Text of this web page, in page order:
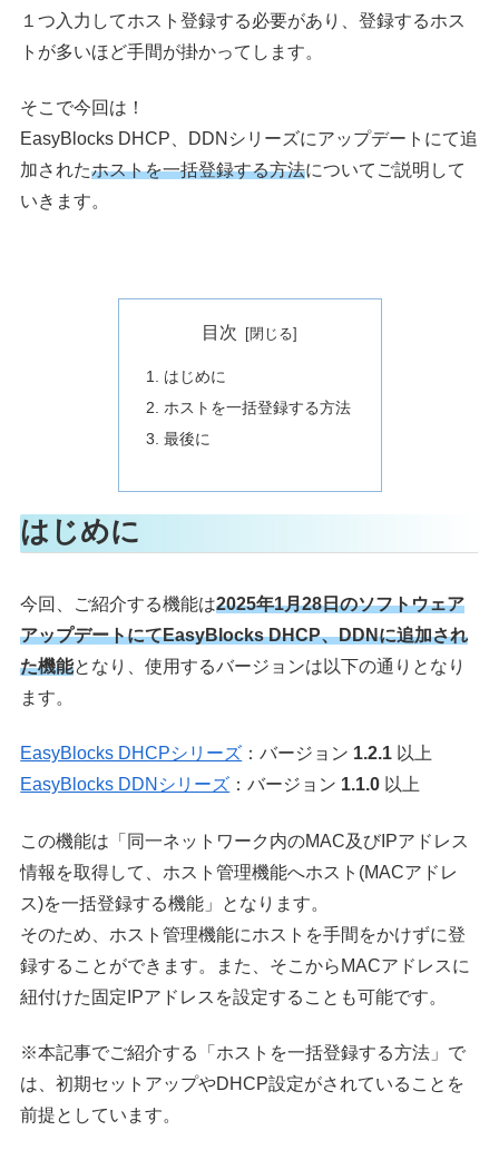
１つ入力してホスト登録する必要があり、登録するホス
トが多いほど手間が掛かってします。
そこで今回は！
EasyBlocks DHCP、DDNシリーズにアップデートにて追
加されたホストを一括登録する方法についてご説明して
いきます。
目次
はじめに
ホストを一括登録する方法
最後に
はじめに
今回、ご紹介する機能は2025年1月28日のソフトウェア
アップデートにてEasyBlocks DHCP、DDNに追加され
た機能となり、使用するバージョンは以下の通りとなり
ます。
EasyBlocks DHCPシリーズ ：バージョン 1.2.1 以上
EasyBlocks DDNシリーズ ：バージョン 1.1.0 以上
この機能は「同一ネットワーク内のMAC及びIPアドレス
情報を取得して、ホスト管理機能へホスト(MACアドレ
ス)を一括登録する機能」となります。
そのため、ホスト管理機能にホストを手間をかけずに登
録することができます。また、そこからMACアドレスに
紐付けた固定IPアドレスを設定することも可能です。
※本記事でご紹介する「ホストを一括登録する方法」で
は、初期セットアップやDHCP設定がされていることを
前提としています。